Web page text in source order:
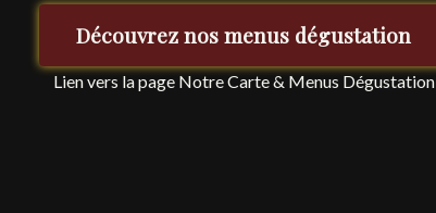
Découvrez nos menus dégustation
Lien vers la page Notre Carte & Menus Dégustation